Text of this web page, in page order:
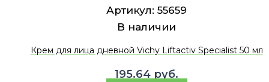
Артикул: 55659
В наличии
Крем для лица дневной Vichy Liftactiv Specialist 50 мл
195.64 руб.